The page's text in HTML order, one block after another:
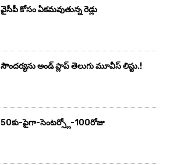
వైసీపీ కోసం ఏక‌మ‌వుతున్న రెడ్లు
సౌందర్యను అండ్‌ ప్లాప్‌ తెలుగు మూవీస్‌ లిస్టు.!
50కు-పైగా-సెంటర్స్లో-100రోజు